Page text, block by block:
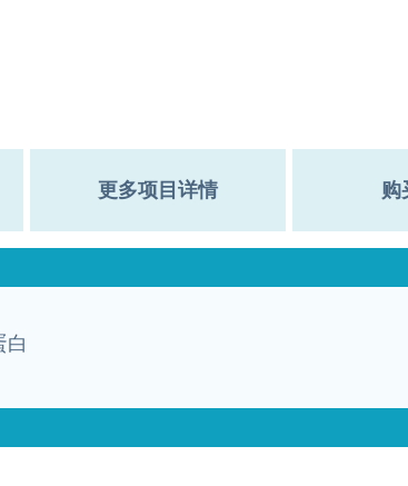
更多项目详情 购